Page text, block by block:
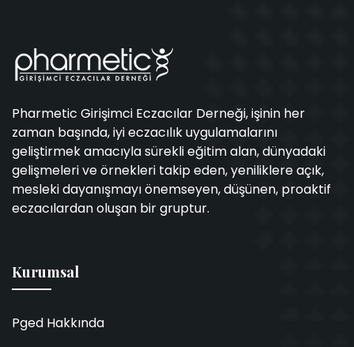
Pharmetic Girişimci Eczacılar Derneği, işinin her
zaman başında, iyi eczacılık uygulamalarını
geliştirmek amacıyla sürekli eğitim alan, dünyadaki
gelişmeleri ve örnekleri takip eden, yeniliklere açık,
mesleki dayanışmayı önemseyen, düşünen, proaktif
eczacılardan oluşan bir gruptur.
Kurumsal
Pged Hakkında